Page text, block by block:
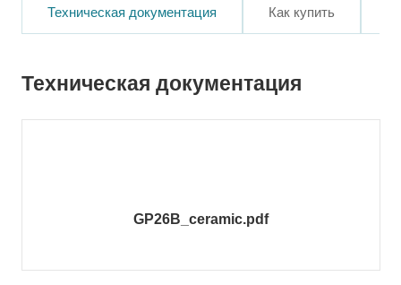
Техническая документация Как купить
Техническая документация
GP26B_ceramic.pdf